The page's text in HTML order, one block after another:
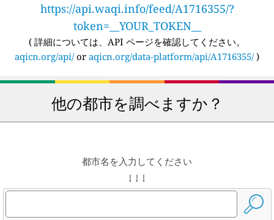
https://api.waqi.info/feed/A1716355/?
token=__YOUR_TOKEN__
( 詳細については、API ページを確認してください。
aqicn.org/api/or aqicn.org/data-platform/api/A1716355/)
他の都市を調べますか？
都市名を入力してください
↓ ↓ ↓